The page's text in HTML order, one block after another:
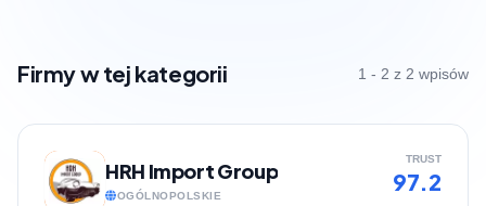
Firmy w tej kategorii 1 - 2 z 2 wpisów
HRH Import Group
OGÓLNOPOLSKIE
TRUST
97.2